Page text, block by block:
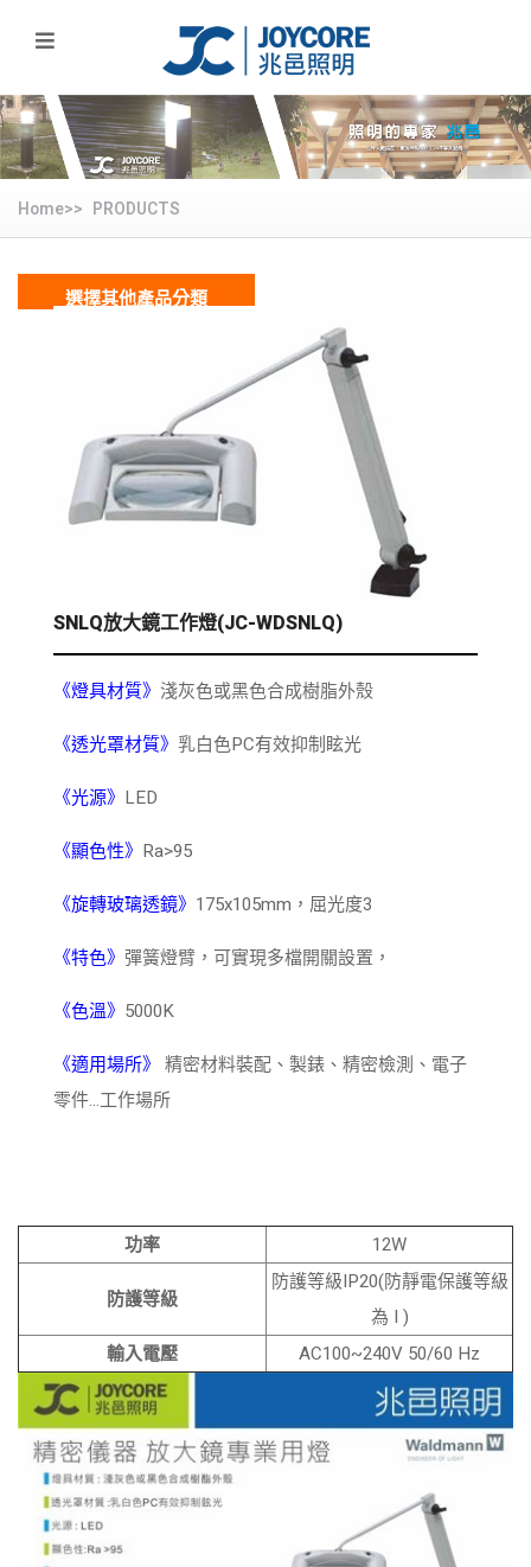
Home>> PRODUCTS
選擇其他產品分類
SNLQ放大鏡工作燈(JC-WDSNLQ)
《燈具材質》 淺灰色或黑色合成樹脂外殼
《透光罩材質》 乳白色PC有效抑制眩光
《光源》 LED
《顯色性》 Ra>95
《旋轉玻璃透鏡》 175x105mm，屈光度3
《特色》 彈簧燈臂，可實現多檔開關設置，
《色溫》 5000K
《適用場所》 精密材料裝配、製錶、精密檢測、電子
零件...工作場所
功率 12W
防護等級
防護等級IP20(防靜電保護等級
為 I )
輸入電壓
AC100~240V 50/60 Hz